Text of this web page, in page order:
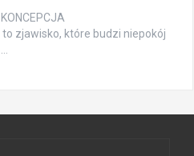
zjawisko, które budzi niepokój